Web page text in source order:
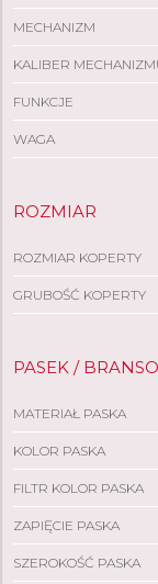
MECHANIZM
KALIBER
FUNKCJE
WAGA
ROZMIAR
ROZMIAR KOPERTY
GRUBOŚĆ KOPERTY
PASEK /
MATERIAŁ PASKA
KOLOR PASKA
FILTR KOLOR PASKA
ZAPIĘCIE PASKA
SZEROKOŚĆ PASKA